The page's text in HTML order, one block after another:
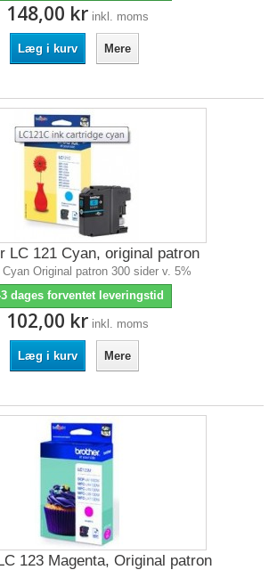
148,00 kr inkl. moms
Læg i kurv Mere
LC 121 Cyan, original patron
Cyan Original patron 300 sider v. 5%
dages forventet leveringstid
102,00 kr inkl. moms
Læg i kurv Mere
123 Magenta, Original patron